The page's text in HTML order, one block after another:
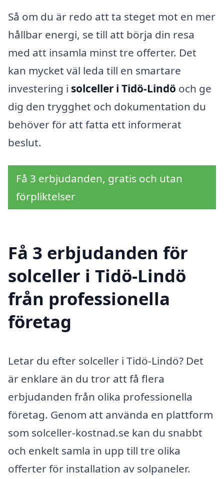
Så om du är redo att ta steget mot en mer
hållbar energi, se till att börja din resa
med att insamla minst tre offerter. Det
kan mycket väl leda till en smartare
investering i solceller i Tidö-Lindö och ge
dig den trygghet och dokumentation du
behöver för att fatta ett informerat
beslut.
Få 3 erbjudanden, gratis och utan
förpliktelser
Få 3 erbjudanden för
solceller i Tidö-Lindö
från professionella
företag
Letar du efter solceller i Tidö-Lindö? Det
är enklare än du tror att få flera
erbjudanden från olika professionella
företag. Genom att använda en plattform
som solceller-kostnad.se kan du snabbt
och enkelt samla in upp till tre olika
offerter för installation av solpaneler.